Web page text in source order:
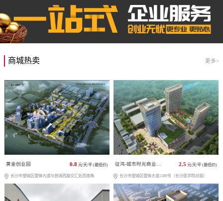
商城热卖 更多>
黄金创业园 0.8 元/天/平 (最低价)
长沙市望城区雷锋大道与普瑞西路交汇处西南角
征鸿-城市时光商业广场 2.5 元/天/平 (最低价)
长沙市望城区雷锋大道1389号（长沙医学院对面）